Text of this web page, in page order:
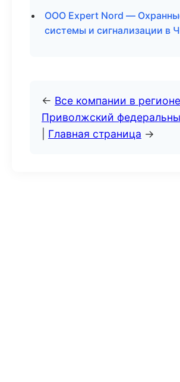
ООО Expert Nord —
системы и сигнализации в
← Все компании в регионе
Приволжский
Главная страница →